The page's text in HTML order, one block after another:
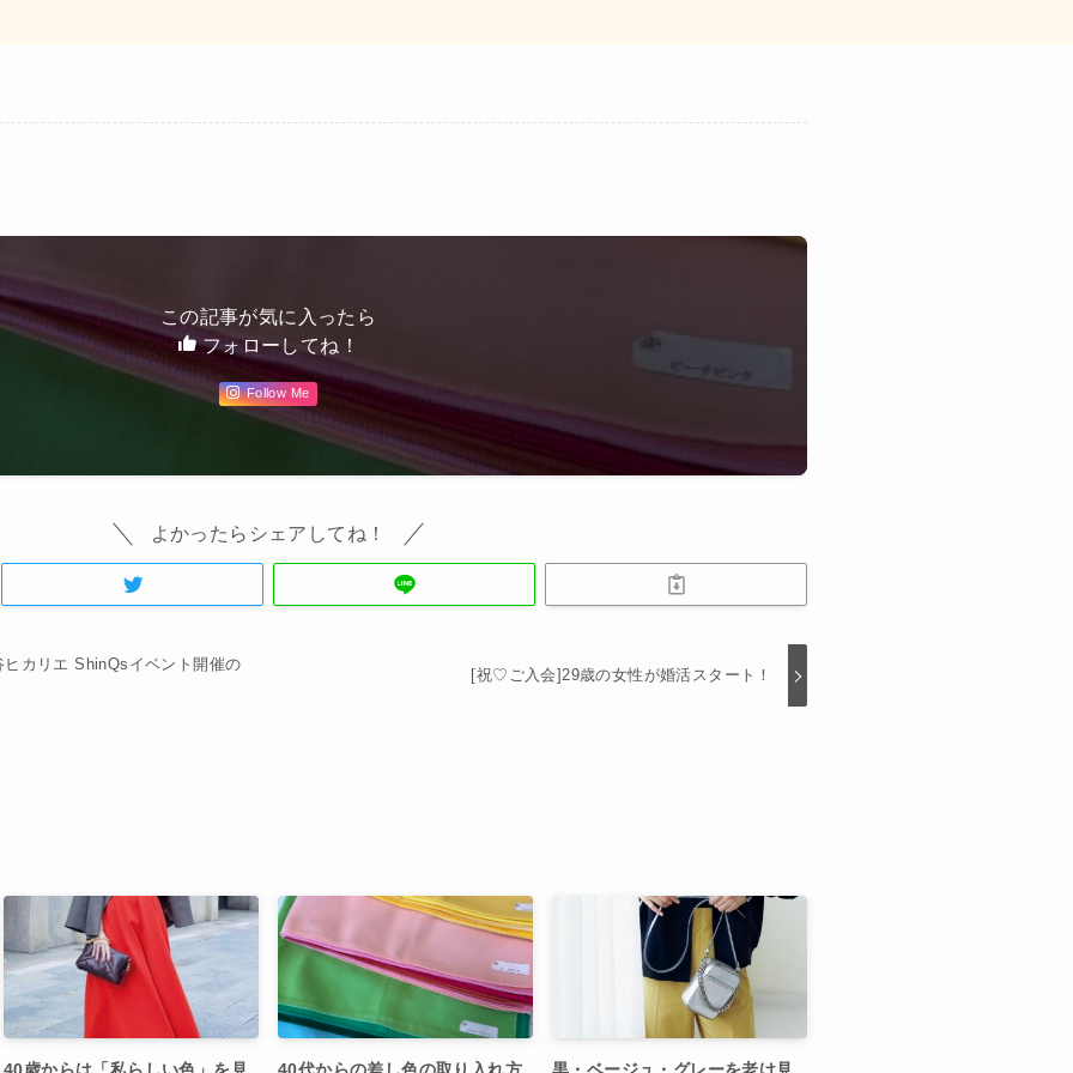
この記事が気に入ったら
フォローしてね！
Follow Me
よかったらシェアしてね！
カリエ ShinQsイベント開催の
[祝♡ご入会]29歳の女性が婚活スタート！